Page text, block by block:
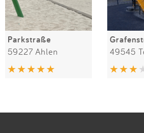
Parkstraße
59227 Ahlen 49545